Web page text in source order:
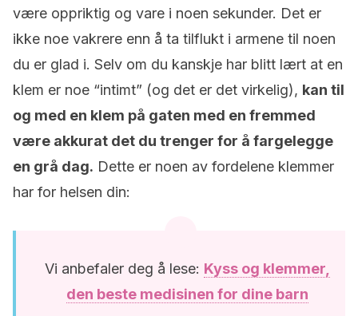
være oppriktig og vare i noen sekunder. Det er
ikke noe vakrere enn å ta tilflukt i armene til noen
du er glad i. Selv om du kanskje har blitt lært at en
klem er noe “intimt” (og det er det virkelig), kan til
og med en klem på gaten med en fremmed
være akkurat det du trenger for å fargelegge
en grå dag. Dette er noen av fordelene klemmer
har for helsen din:
Vi anbefaler deg å lese: Kyss og klemmer,
den beste medisinen for dine barn